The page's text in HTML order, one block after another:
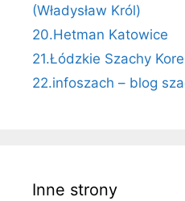
(Władysław Król)
20.Hetman Katowice
21.Łódzkie Szachy
22.infoszach – blog
Inne strony